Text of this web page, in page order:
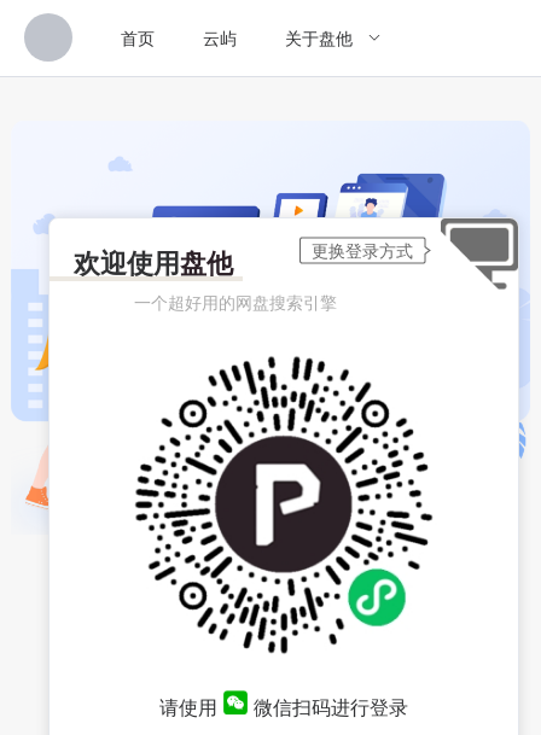
首页 云屿 关于盘他
欢迎使用盘他
一个超好用的网盘搜索引擎
请使用 微信扫码进行登录